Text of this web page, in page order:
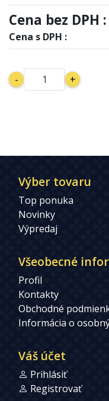
Cena bez DPH :
Cena s DPH :
- +
Výber tovaru
Top ponuka
Novinky
Výpredaj
Všeobecné
Profil
Kontakty
Obchodné
Informácia o
Váš účet
Prihlásiť
Registrovať